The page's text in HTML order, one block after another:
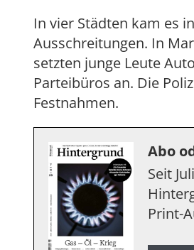
In vier Städten kam es
Ausschreitungen. In
setzten junge Leute
Parteibüros an. Die
Festnahmen.
Abo
Seit
Print-